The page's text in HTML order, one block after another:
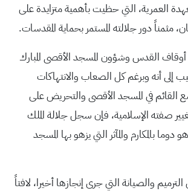
العمرية، التي حظيت بأهمية متزايدة على
أوقاف القدس وشؤون المسجد الأقصى المبارك
إلى أنه وبرغم كل الصعاب والانتهاكات
القائم في المسجد الأقصى والتحريض على
صفته الإسلامية، فإن سجل جلالة الملك
بالمكارم والمآثر التي يزهو بها المسجد
والصيانة التي جرى إنجازها أخيرا، لافتاً